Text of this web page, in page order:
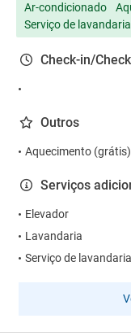
Ar-condicionado
Serviço de lavandaria
Check-in/
Outros
Aquecimento (grátis)
Serviços
Elevador
Lavandaria
Serviço de lavandaria